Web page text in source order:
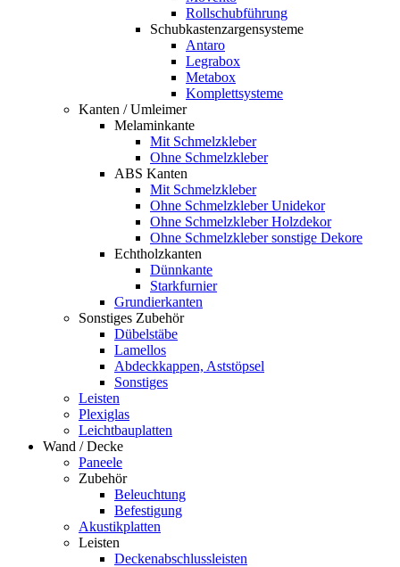
Rollschubführung
Schubkastenzargensysteme
Antaro
Legrabox
Metabox
Komplettsysteme
Kanten / Umleimer
Melaminkante
Mit Schmelzkleber
Ohne Schmelzkleber
ABS Kanten
Mit Schmelzkleber
Ohne Schmelzkleber Unidekor
Ohne Schmelzkleber Holzdekor
Ohne Schmelzkleber sonstige Dekore
Echtholzkanten
Dünnkante
Starkfurnier
Grundierkanten
Sonstiges Zubehör
Dübelstäbe
Lamellos
Abdeckkappen, Aststöpsel
Sonstiges
Leisten
Plexiglas
Leichtbauplatten
Wand / Decke
Paneele
Zubehör
Beleuchtung
Befestigung
Akustikplatten
Leisten
Deckenabschlussleisten